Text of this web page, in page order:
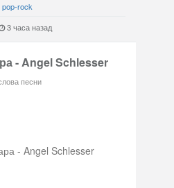
pop-rock
3 часа назад
- Angel Schlesser
песни
- Angel Schlesser